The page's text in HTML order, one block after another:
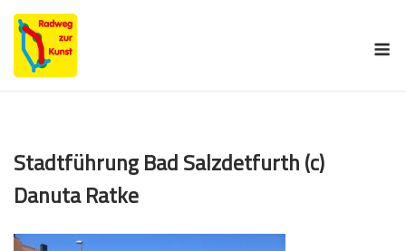
Skip
content
Stadtführung Bad Salzdetfurth (c)
Danuta Ratke